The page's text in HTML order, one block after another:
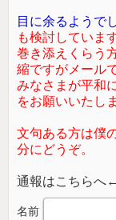
目に余るようで
も検討しています
巻き添えくらう
縮ですがメール
みなさまが平和
をお願いいたし
文句ある方は僕
分にどうぞ。
通報はこちらへ←
名前